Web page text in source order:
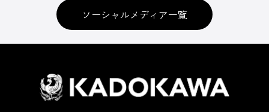
ソーシャルメディア一覧